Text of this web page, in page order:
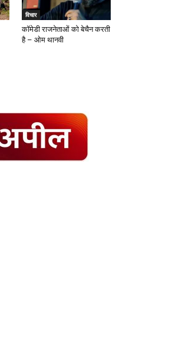
विचार
कॉमेडी राजनेताओं को बेचैन करती
है – ओम थानवी